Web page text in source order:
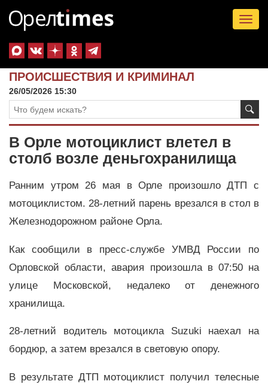
ПРОИСШЕСТВИЯ И КРИМИНАЛ
26/05/2026 15:30
В Орле мотоциклист влетел в
столб возле деньгохранилища
Ранним утром 26 мая в Орле произошло ДТП с
мотоциклистом. 28-летний парень врезался в стол в
Железнодорожном районе Орла.
Как сообщили в пресс-службе УМВД России по
Орловской области, авария произошла в 07:50 на
улице Московской, недалеко от денежного
хранилища.
28-летний водитель мотоцикла Suzuki наехал на
бордюр, а затем врезался в световую опору.
В результате ДТП мотоциклист получил телесные